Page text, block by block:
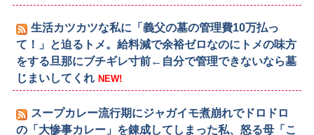
生活カツカツな私に「義父の墓の管理費10万払っ
て！」と迫るトメ。給料減で余裕ゼロなのにトメの味方
をする旦那にブチギレ寸前←自分で管理できないなら墓
じまいしてくれ NEW!
スープカレー流行期にジャガイモ煮崩れでドロドロ
の「大惨事カレー」を錬成してしまった私、怒る母「こ